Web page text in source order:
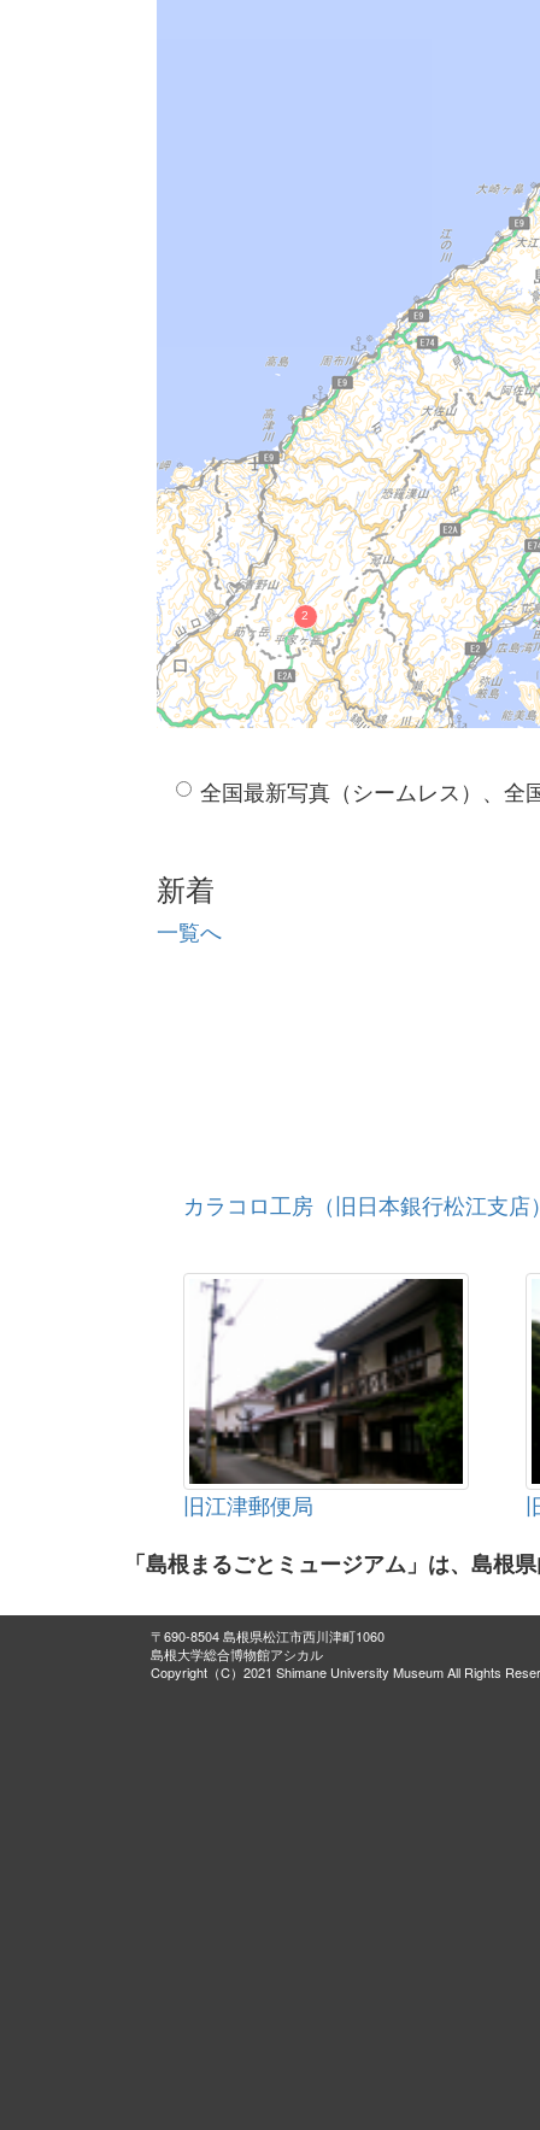
全国最新写真（シームレス）、全
新着
一覧へ
カラコロ工房（旧日本銀行松江支店
旧江津郵便局
「島根まるごとミュージアム」は、島根
〒690-8504 島根県松江市西川津町1060
島根大学総合博物館アシカル
Copyright（C）2021 Shimane University Museum All Rights